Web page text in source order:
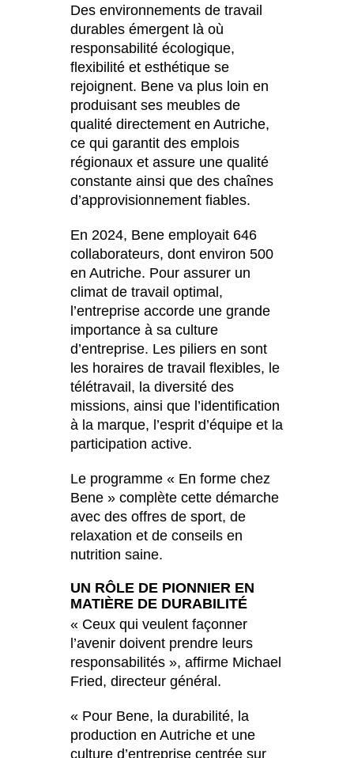
Des environnements de travail
durables émergent là où
responsabilité écologique,
flexibilité et esthétique se
rejoignent. Bene va plus loin en
produisant ses meubles de
qualité directement en Autriche,
ce qui garantit des emplois
régionaux et assure une qualité
constante ainsi que des chaînes
d’approvisionnement fiables.
En 2024, Bene employait 646
collaborateurs, dont environ 500
en Autriche. Pour assurer un
climat de travail optimal,
l’entreprise accorde une grande
importance à sa culture
d’entreprise. Les piliers en sont
les horaires de travail flexibles, le
télétravail, la diversité des
missions, ainsi que l’identification
à la marque, l’esprit d’équipe et la
participation active.
Le programme « En forme chez
Bene » complète cette démarche
avec des offres de sport, de
relaxation et de conseils en
nutrition saine.
UN RÔLE DE PIONNIER EN
MATIÈRE DE DURABILITÉ
« Ceux qui veulent façonner
l’avenir doivent prendre leurs
responsabilités », affirme Michael
Fried, directeur général.
« Pour Bene, la durabilité, la
production en Autriche et une
culture d’entreprise centrée sur